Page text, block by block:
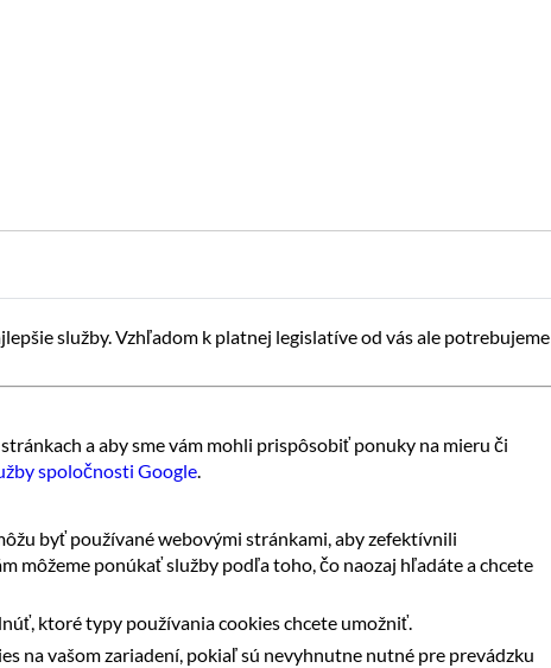
služby. Vzhľadom k platnej legislatíve od vás ale potrebujeme
a aby sme vám mohli prispôsobiť ponuky na mieru či
spoločnosti Google.
byť používané webovými stránkami, aby zefektívnili
môžeme ponúkať služby podľa toho, čo naozaj hľadáte a chcete
ktoré typy používania cookies chcete umožniť.
na vašom zariadení, pokiaľ sú nevyhnutne nutné pre prevádzku